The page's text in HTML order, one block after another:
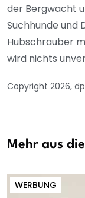
der Bergwacht
Suchhunde und
Hubschrauber
wird nichts
Copyright 2026,
Mehr aus
WERBUNG